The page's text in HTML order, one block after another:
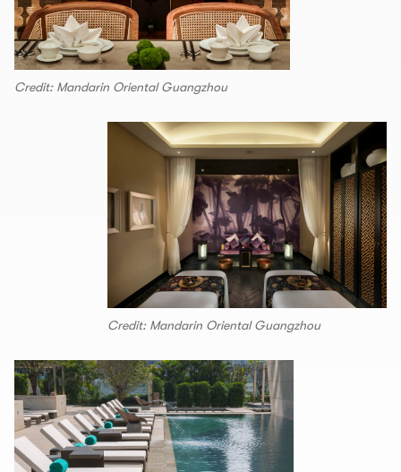
Credit: Mandarin Oriental Guangzhou
Credit: Mandarin Oriental Guangzhou